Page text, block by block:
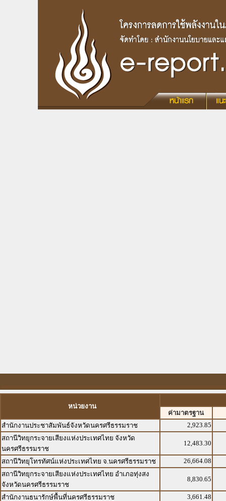
หน่วยงาน
ค่ามาตรฐาน
สำนักงานประชาสัมพันธ์จังหวัดนครศรีธรรมราช
2,923.85
สถานีวิทยุกระจายเสียงแห่งประเทศไทย จังหวัด
นครศรีธรรมราช
12,483.30
สถานีวิทยุโทรทัศน์แห่งประเทศไทย จ.นครศรีธรรมราช
26,664.08
สถานีวิทยุกระจายเสียงแห่งประเทศไทย อำเภอทุ่งสง
จังหวัดนครศรีธรรมราช
8,830.65
สำนักงานธนารักษ์พื้นที่นครศรีธรรมราช
3,661.48